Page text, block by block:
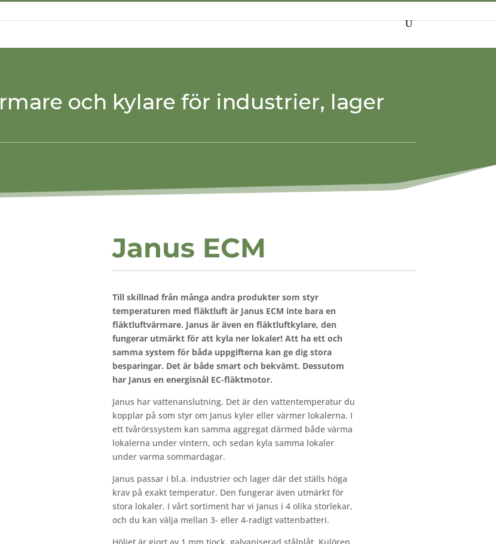
Produktsökning
och kylare för industrier, lager
Janus ECM
Till skillnad från många andra produkter som styr
temperaturen med fläktluft är Janus ECM inte bara en
fläktluftvärmare. Janus är även en fläktluftkylare, den
fungerar utmärkt för att kyla ner lokaler! Att ha ett och
samma system för båda uppgifterna kan ge dig stora
besparingar. Det är både smart och bekvämt. Dessutom
har Janus en energisnål EC-fläktmotor.
Janus har vattenanslutning. Det är den vattentemperatur du
kopplar på som styr om Janus kyler eller värmer lokalerna. I
ett tvårörssystem kan samma aggregat därmed både värma
lokalerna under vintern, och sedan kyla samma lokaler
under varma sommardagar.
Janus passar i bl.a. industrier och lager där det ställs höga
krav på exakt temperatur. Den fungerar även utmärkt för
stora lokaler. I vårt sortiment har vi Janus i 4 olika storlekar,
och du kan välja mellan 3- eller 4-radigt vattenbatteri.